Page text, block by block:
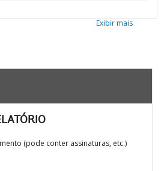
Exibir mais
(pode conter assinaturas, etc.)